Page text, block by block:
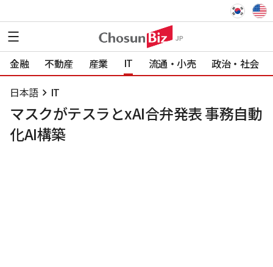
金融 不動産 産業 IT 流通・小売 政治・社会
日本語 IT
マスクがテスラとxAI合弁発表 事務自動
化AI構築